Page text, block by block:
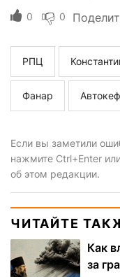
0 0
РПЦ
Фанар
Если вы заметили
нажмите Ctrl+Enter
об этом редакции.
ЧИТАЙТЕ
Как
за